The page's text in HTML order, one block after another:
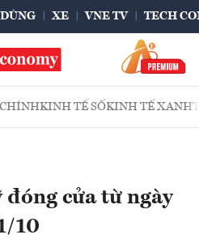
XE VNE TV TECH
KINH TẾ SỐKINH TẾ XANH
cửa từ ngày
10